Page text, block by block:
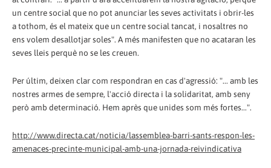
un centre social que no pot anunciar les seves activitats i obrir-les
a tothom, és el mateix que un centre social tancat, i nosaltres no
ens volem desallotjar soles". A més manifesten que no acataran les
seves lleis perquè no se les creuen.
Per últim, deixen clar com respondran en cas d'agressió: "... amb les
nostres armes de sempre, l'acció directa i la solidaritat, amb seny
però amb determinació. Hem après que unides som més fortes...".
http://www.directa.cat/noticia/lassemblea-barri-sants-respon-les-
amenaces-precinte-municipal-amb-una-jornada-reivindicativa